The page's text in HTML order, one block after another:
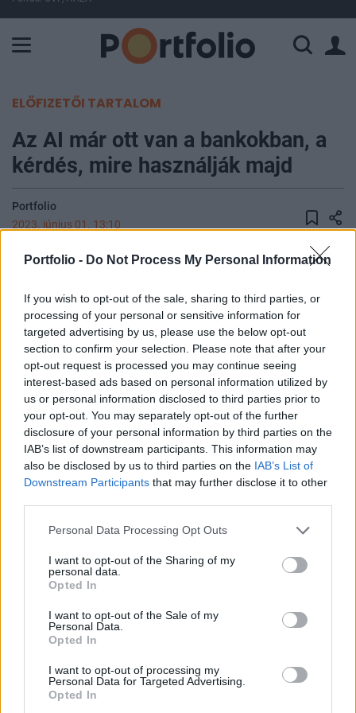
Portfolio - Do Not Process My Personal Information
If you wish to opt-out of the sale, sharing to third parties, or
processing of your personal or sensitive information for
targeted advertising by us, please use the below opt-out
section to confirm your selection. Please note that after your
opt-out request is processed you may continue seeing
interest-based ads based on personal information utilized by
us or personal information disclosed to third parties prior to
your opt-out. You may separately opt-out of the further
disclosure of your personal information by third parties on the
IAB’s list of downstream participants. This information may
also be disclosed by us to third parties on the IAB’s List of
Downstream Participants that may further disclose it to other
Personal Data Processing Opt Outs
I want to opt-out of the Sharing of my
personal data.
Opted In
I want to opt-out of the Sale of my
Personal Data.
Opted In
I want to opt-out of processing my
Personal Data for Targeted Advertising.
Opted In
ELŐFIZETŐI TARTALOM
Az AI már ott van a bankokban, a
kérdés, mire használják majd
Portfolio
2023. június 01. 13:10
A Portfolio Financial IT 2023 konferenciájának
vezetik be a bankok a legújabb AI-technológiákat.
A szakemberek elmondták: az AI már ott van a
bankokban, a használati lehetőségeket pedig
megszámolni is nehéz. A beszélgetésben részt
vett Fischer Bálint, a Dorsum üzletfejlesztési
igazgatója; Galló Csaba Márton, a CIB Bank
digitális vezetője; Kada Zsolt, az MBH Bank
digitalizációs technológiai vezetője; Strén Gábor, a
Microsoft pénzügyi szektorért felelős
ügyféligazgatója és Vouszka Péter, az OTP
vezetője.
Követeléskezelési trendek 2026A Portfolio és az EOS közös
szervezésű félnapos konferenciája a kintlévőség-kezelés
éve rendezünk meg. Idén szeptemberben kiemelt figyelmet
fordítunk azokra a témákra, amelyek jelenleg leginkább
formálják a szakmát: a változó gazdaságpolitikai
környezet hatásaira, az új szabályozási...